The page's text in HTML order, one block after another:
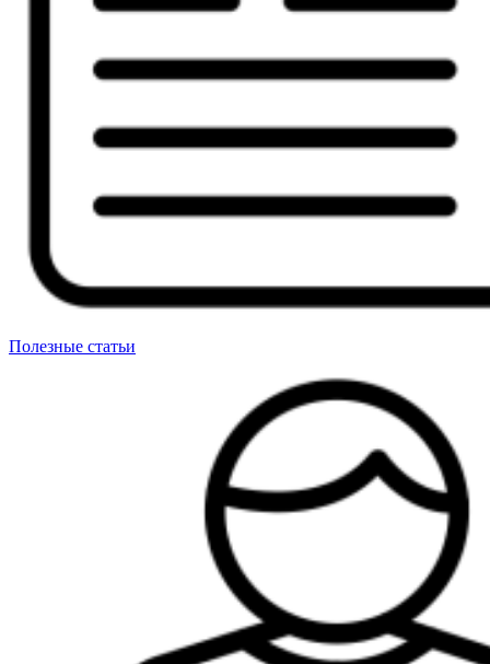
Полезные статьи